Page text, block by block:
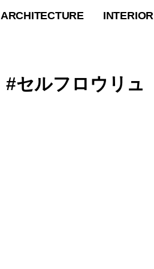
ARCHITECTURE INTERIOR
セルフロウリュ